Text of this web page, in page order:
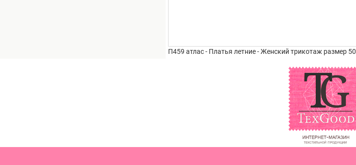
П459 атлас - Платья летние - Женский трикотаж размер 50